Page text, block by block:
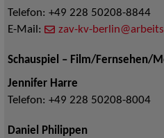
Telefon: +49 228 50208-8844
E-Mail:
zav-kv-
Schauspiel – Film/Fernsehen/
Jennifer Harre
Telefon: +49 228 50208-8004
Daniel Philippen